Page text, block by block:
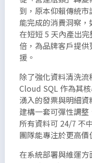
到，原本仰賴傳統
能完成的消費洞察
在短短 5 天內產出
倍，為品牌客戶提
援。
除了強化資料清洗
Cloud SQL 作為其
湧入的發票與明細
建構一套可彈性調
所有資料可 24/7 不
團隊能專注於更高價
在系統部署與維運